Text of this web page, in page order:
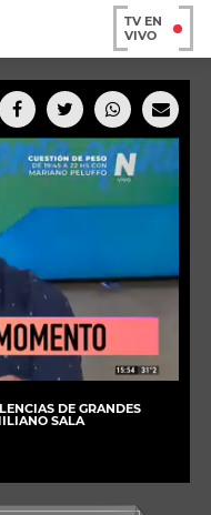
TV EN
VIVO
DE GRANDES
SALA